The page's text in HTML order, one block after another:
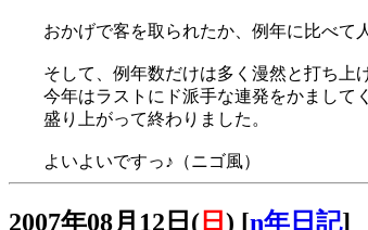
おかげで客を取られたか、例年に比べて
そして、例年数だけは多く漫然と打ち上
今年はラストにド派手な連発をかまして
盛り上がって終わりました。
よいよいですっ♪（ニゴ風）
2007年08月12日( 日 ) [n年日記]